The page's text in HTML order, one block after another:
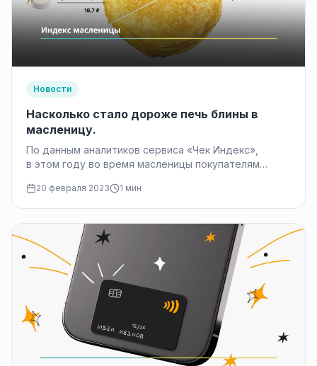
Новости
Насколько стало дороже печь блины в
масленицу.
По данным аналитиков сервиса «Чек Индекс»,
в этом году во время масленицы покупателям
93 рубля. На 7% стало…
20 февраля 2023 1 мин